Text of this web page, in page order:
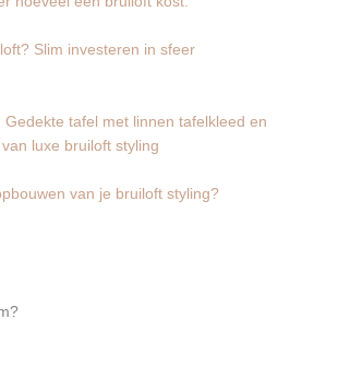
Slim investeren in sfeer
van je bruiloft styling?